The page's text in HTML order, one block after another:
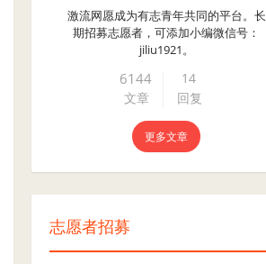
激流网愿成为有志青年共同的平台。长
期招募志愿者，可添加小编微信号：
jiliu1921。
6144
文章
14
回复
更多文章
志愿者招募